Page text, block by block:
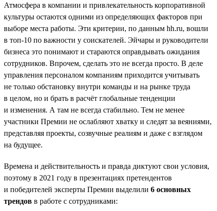
Атмосфера в компании и привлекательность корпоративной
культуры остаются одними из определяющих факторов при
выборе места работы. Эти критерии, по данным hh.ru, вошли
в топ-10 по важности у соискателей. Эйчары и руководители
бизнеса это понимают и стараются оправдывать ожидания
сотрудников. Впрочем, сделать это не всегда просто. В деле
управления персоналом компаниям приходится учитывать
не только обстановку внутри команды и на рынке труда
в целом, но и брать в расчёт глобальные тенденции
и изменения. А там не всегда стабильно. Тем не менее
участники Премии не ослабляют хватку и следят за веяниями,
представляя проекты, созвучные реалиям и даже с взглядом
на будущее.
Времена и действительность и правда диктуют свои условия,
поэтому в 2021 году в презентациях претендентов
и победителей эксперты Премии выделили 6 основных
трендов в работе с сотрудниками: